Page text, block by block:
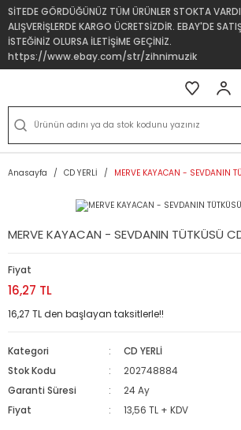
SİTEDE GÖRDÜĞÜNÜZ TÜM ÜRÜNLER STOKTA
ALIŞVERİŞLERDE KARGO ÜCRETSİZDİR. EBAY'DE
İSTEĞİNİZ OLURSA İLETİŞİME GEÇİNİZ.
https://www.ebay.com/str/zihnimuzik
Anasayfa CD YERLİ MERVE KAYACAN - SEVDANIN
MERVE KAYACAN - SEVDANIN TÜTKÜSÜ
Fiyat
16,27 TL
16,27 TL den başlayan taksitlerle!!
Kategori
CD YERLİ
Stok Kodu
202748884
Garanti Süresi
24 Ay
Fiyat
13,56 TL + KDV